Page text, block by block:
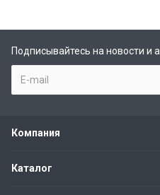
Подписывайтесь на новости и
Компания
Каталог